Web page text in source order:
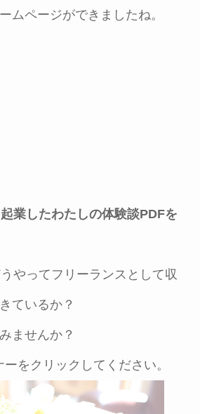
ムページができましたね。
業したわたしの体験談PDFを
やってフリーランスとして収
ているか？
ませんか？
ーをクリックしてください。